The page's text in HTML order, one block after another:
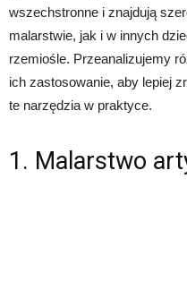
wszechstronne i znajdują
malarstwie, jak i w innych
rzemiośle. Przeanalizujemy
ich zastosowanie, aby lepiej
te narzędzia w praktyce.
1. Malarstwo